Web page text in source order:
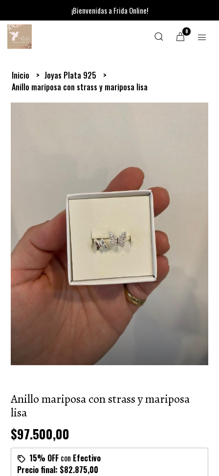
¡Bienvenidas a Frida Online!
0
Inicio
Joyas Plata 925
Anillo mariposa con strass y mariposa lisa
Anillo mariposa con strass y mariposa
lisa
$97.500,00
15% OFF con Efectivo
Precio final: $82.875,00